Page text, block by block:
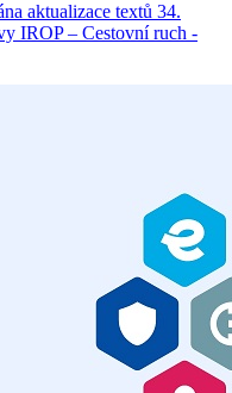
aktualizace textů 34.
IROP – Cestovní ruch -